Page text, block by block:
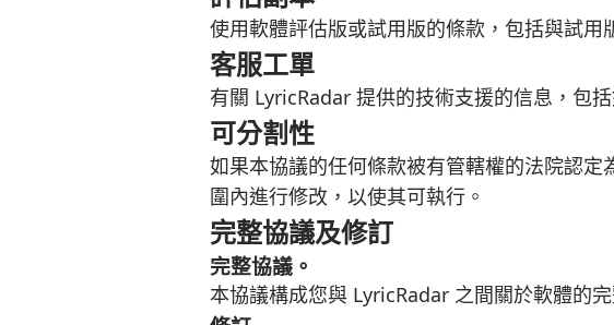
使用軟體評估版或試用版的條款，包括與試用
客服工單
有關 LyricRadar 提供的技術支援的信息，包
可分割性
如果本協議的任何條款被有管轄權的法院認
圍內進行修改，以使其可執行。
完整協議及修訂
完整協議。
本協議構成您與 LyricRadar 之間關於軟體的